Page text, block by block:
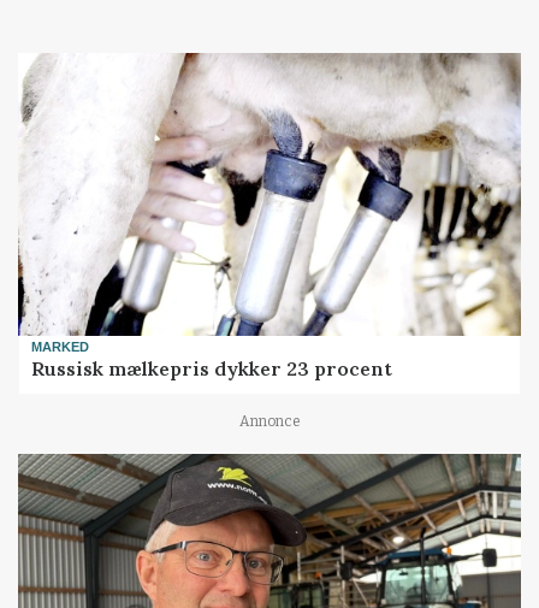
MARKED
Russisk mælkepris dykker 23 procent
Annonce